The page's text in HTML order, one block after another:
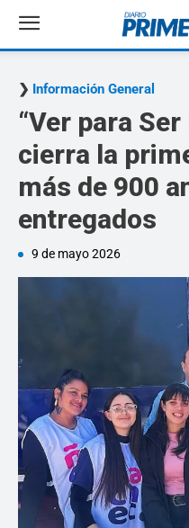
Información General
“Ver para
cierra la
más de 900
entregados
9 de mayo 2026